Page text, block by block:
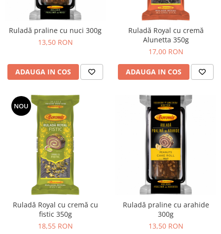
Cozo-Bun
Cozonac Cadou
Cozonac cu Unt
Cozonac Royal
Cozonac Duofino
Cozonac Imperial
Cofetarie
Ciocolata
Salam de biscuiti
Fursecuri
Creme tartinabile
Prajituri artizanale
Fursecuri cu unt
Chec cu iaurt
Chec Ciocco
Chec Glasat
Ruladă praline cu nuci 300g
13,50 RON
ADAUGA IN COS
Ruladă Royal cu cremă
Alunetta 350g
17,00 RON
ADAUGA IN COS
NOU
Ruladă Royal cu cremă cu
fistic 350g
18,55 RON
Ruladă praline cu arahide
300g
13,50 RON